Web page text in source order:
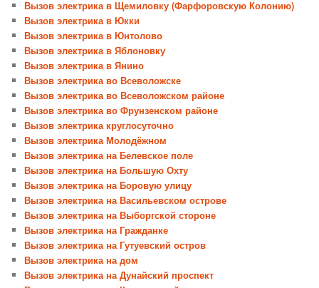
Вызов электрика в Щемиловку (Фарфоровскую Колонию)
Вызов электрика в Юкки
Вызов электрика в Юнтолово
Вызов электрика в Яблоновку
Вызов электрика в Янино
Вызов электрика во Всеволожске
Вызов электрика во Всеволожском районе
Вызов электрика во Фрунзенском районе
Вызов электрика круглосуточно
Вызов электрика Молодёжном
Вызов электрика на Белевское поле
Вызов электрика на Большую Охту
Вызов электрика на Боровую улицу
Вызов электрика на Васильевском острове
Вызов электрика на Выборгской стороне
Вызов электрика на Гражданке
Вызов электрика на Гутуевский остров
Вызов электрика на дом
Вызов электрика на Дунайский проспект